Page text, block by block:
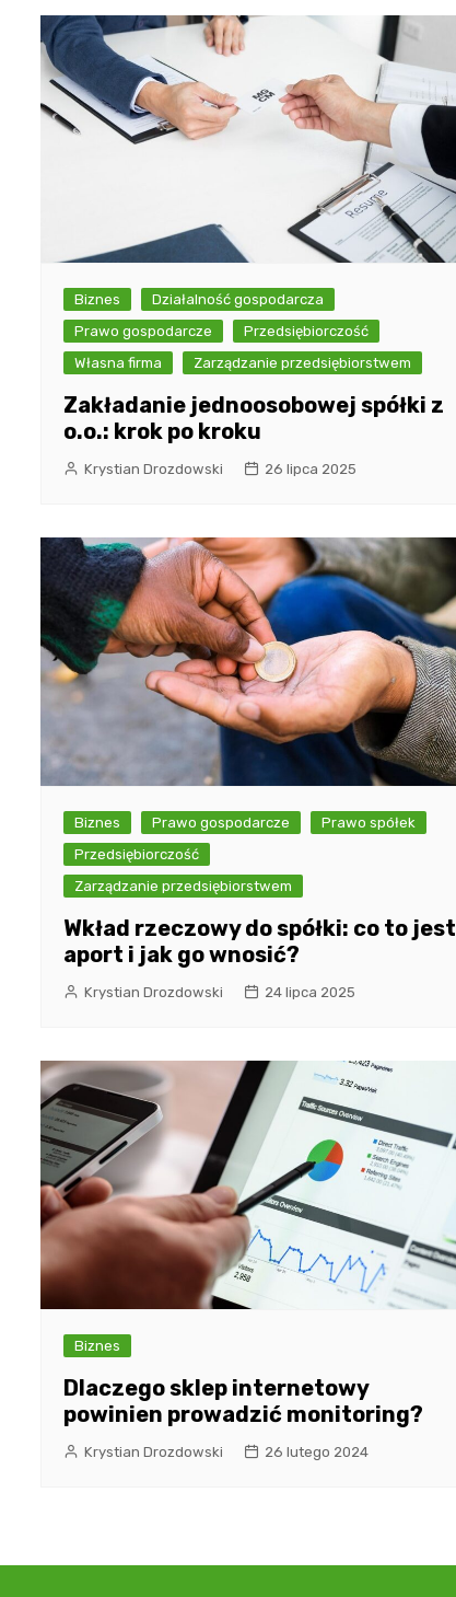
Biznes
Działalność gospodarcza
Prawo gospodarcze
Przedsiębiorczość
Własna firma
Zarządzanie przedsiębiorstwem
Zakładanie jednoosobowej spółki z
o.o.: krok po kroku
Krystian Drozdowski 26 lipca 2025
Biznes Prawo gospodarcze
Prawo spółek
Przedsiębiorczość
Zarządzanie przedsiębiorstwem
Wkład rzeczowy do spółki: co to jest
aport i jak go wnosić?
Krystian Drozdowski 24 lipca 2025
Biznes
Dlaczego sklep internetowy
powinien prowadzić monitoring?
Krystian Drozdowski 26 lutego 2024